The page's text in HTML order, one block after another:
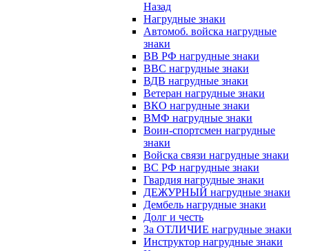
Назад
Нагрудные знаки
Автомоб. войска нагрудные
знаки
ВВ РФ нагрудные знаки
ВВС нагрудные знаки
ВДВ нагрудные знаки
Ветеран нагрудные знаки
ВКО нагрудные знаки
ВМФ нагрудные знаки
Воин-спортсмен нагрудные
знаки
Войска связи нагрудные знаки
ВС РФ нагрудные знаки
Гвардия нагрудные знаки
ДЕЖУРНЫЙ нагрудные знаки
Дембель нагрудные знаки
Долг и честь
За ОТЛИЧИЕ нагрудные знаки
Инструктор нагрудные знаки